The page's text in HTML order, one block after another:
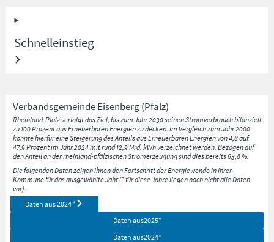
Schnelleinstieg
Verbandsgemeinde Eisenberg (Pfalz)
Rheinland-Pfalz verfolgt das Ziel, bis zum Jahr 2030 seinen Stromverbrauch bilanziell
zu 100 Prozent aus Erneuerbaren Energien zu decken. Im Vergleich zum Jahr 2000
konnte hierfür eine Steigerung des Anteils aus Erneuerbaren Energien von 4,8 auf
47,9 Prozent im Jahr 2024 mit rund 12,9 Mrd. kWh verzeichnet werden. Bezogen auf
den Anteil an der rheinland-pfälzischen Stromerzeugung sind dies bereits 63,8 %.
Die folgenden Daten zeigen Ihnen den Fortschritt der Energiewende in Ihrer
Kommune für das ausgewählte Jahr (* für diese Jahre liegen noch nicht alle Daten
vor).
Daten aus2024*
Daten aus2025*
Daten aus2024*